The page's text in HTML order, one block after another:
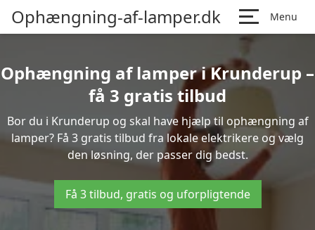
Ophængning-af-lamper.dk Menu
Ophængning af lamper i Krunderup –
få 3 gratis tilbud
Bor du i Krunderup og skal have hjælp til ophængning af
lamper? Få 3 gratis tilbud fra lokale elektrikere og vælg
den løsning, der passer dig bedst.
Få 3 tilbud, gratis og uforpligtende